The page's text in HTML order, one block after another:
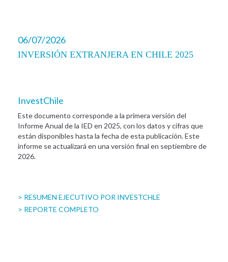
06/07/2026
INVERSIÓN EXTRANJERA EN CHILE 2025
InvestChile
Este documento corresponde a la primera versión del
Informe Anual de la IED en 2025, con los datos y cifras que
están disponibles hasta la fecha de esta publicación. Este
informe se actualizará en una versión final en septiembre de
2026.
> RESUMEN EJECUTIVO POR INVESTCHLE
> REPORTE COMPLETO